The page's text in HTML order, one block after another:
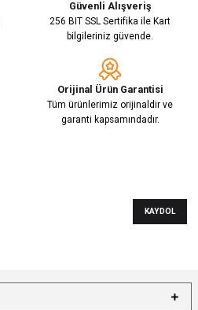
Güvenli Alışveriş
256 BIT SSL Sertifika ile Kart
bilgileriniz güvende.
Orijinal Ürün Garantisi
Tüm ürünlerimiz orijinaldir ve
garanti kapsamındadır.
KAYDOL